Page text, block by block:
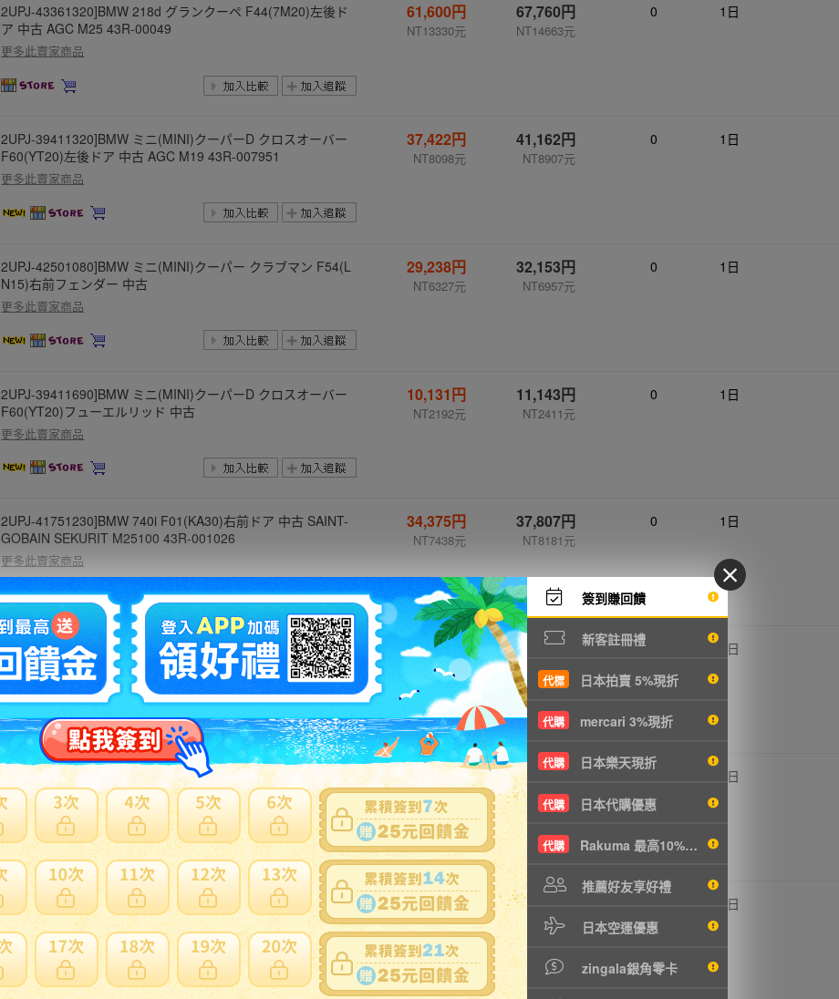
簽到賺回饋
新客註冊禮
代標 日本拍賣 5%現折
代購 mercari 3%現折
代購 日本樂天現折
代購 日本代購優惠
代購 Rakuma 最高10%現折
推薦好友享好禮
日本空運優惠
zingala銀角零卡
2UPJ-43361320]BMW 218d グランクーペ F44(7M20)左後ド
ア 中古 AGC M25 43R-00049
更多此賣家商品
61,600円
NT13330元
67,760円
NT14663元
0 1日
2UPJ-39411320]BMW ミニ(MINI)クーパーD クロスオーバー
F60(YT20)左後ドア 中古 AGC M19 43R-007951
更多此賣家商品
37,422円
NT8098元
41,162円
NT8907元
0 1日
2UPJ-42501080]BMW ミニ(MINI)クーパー クラブマン F54(L
N15)右前フェンダー 中古
更多此賣家商品
29,238円
NT6327元
32,153円
NT6957元
0 1日
2UPJ-39411690]BMW ミニ(MINI)クーパーD クロスオーバー
F60(YT20)フューエルリッド 中古
更多此賣家商品
10,131円
NT2192元
11,143円
NT2411元
0 1日
2UPJ-41751230]BMW 740i F01(KA30)右前ドア 中古 SAINT-
GOBAIN SEKURIT M25100 43R-001026
更多此賣家商品
34,375円
NT7438元
37,807円
NT8181元
0 1日
2UPJ-39411080]BMW ミニ(MINI)クーパーD クロスオーバー
F60(YT20)右前フェンダー ジャンク
更多此賣家商品
21,659円
NT4687元
23,815円
NT5153元
1日
2UPJ-41911390]BMW 135i クーペ E82(UC30)右サイドステッ
プ 中古
更多此賣家商品
17,204円
NT3722元
18,920円
NT4094元
0 1日
2UPJ-42511392]BMW 420i クーペ F32(4N20)左サイドステッ
プ 中古
更多此賣家商品
17,567円
NT3801元
19,316円
NT4179元
1日